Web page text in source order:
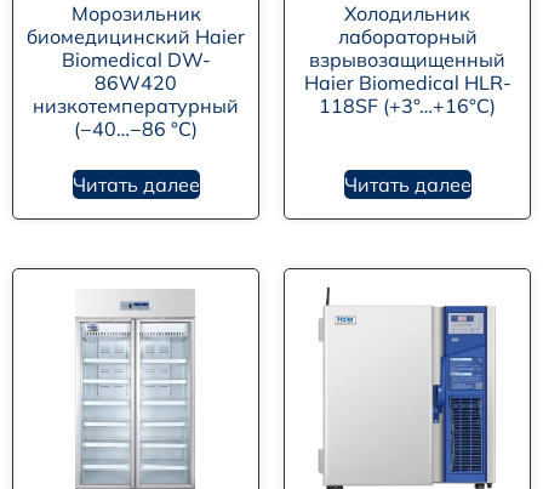
Морозильник
биомедицинский Haier
Biomedical DW-
86W420
низкотемпературный
(−40…−86 °C)
Читать далее
Холодильник
лабораторный
взрывозащищенный
Haier Biomedical HLR-
118SF (+3°…+16°C)
Читать далее